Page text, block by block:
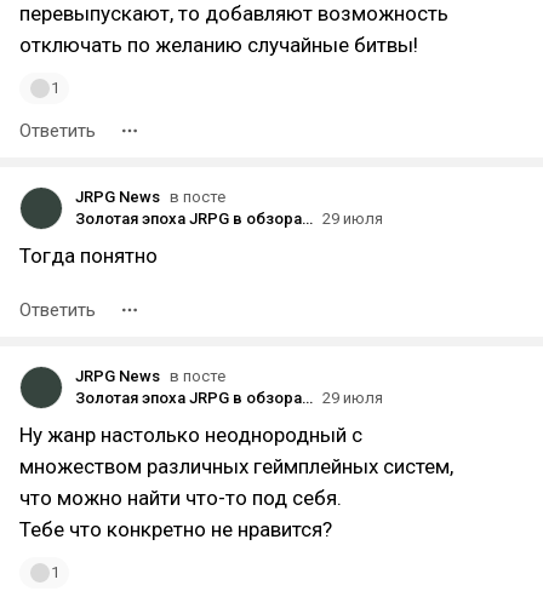
перевыпускают, то добавляют возможность
отключать по желанию случайные битвы!
1
Ответить
JRPG News в посте
Золотая эпоха JRPG в обзорах русскоязычного игрожура! 29 июля
Тогда понятно
Ответить
JRPG News в посте
Золотая эпоха JRPG в обзорах русскоязычного игрожура! 29 июля
Ну жанр настолько неоднородный с
множеством различных геймплейных систем,
что можно найти что-то под себя.
Тебе что конкретно не нравится?
1